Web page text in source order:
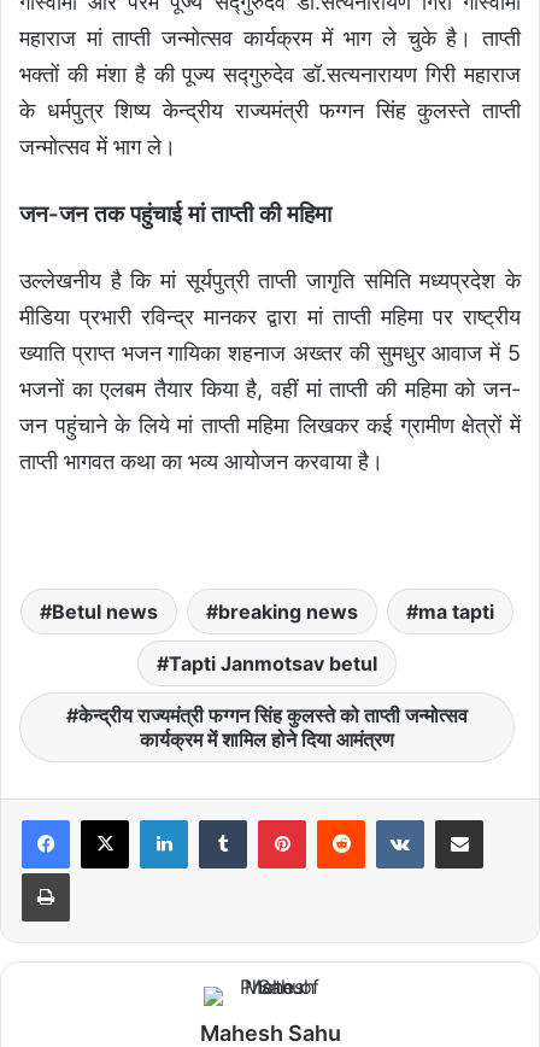
महाराज मां ताप्ती जन्मोत्सव कार्यक्रम में भाग ले चुके है। ताप्ती
भक्तों की मंशा है की पूज्य सद्गुरुदेव डॉ.सत्यनारायण गिरी महाराज
के धर्मपुत्र शिष्य केन्द्रीय राज्यमंत्री फग्गन सिंह कुलस्ते ताप्ती
जन्मोत्सव में भाग ले।
जन-जन तक पहुंचाई मां ताप्ती की महिमा
उल्लेखनीय है कि मां सूर्यपुत्री ताप्ती जागृति समिति मध्यप्रदेश के
मीडिया प्रभारी रविन्द्र मानकर द्वारा मां ताप्ती महिमा पर राष्ट्रीय
ख्याति प्राप्त भजन गायिका शहनाज अख्तर की सुमधुर आवाज में 5
भजनों का एलबम तैयार किया है, वहीं मां ताप्ती की महिमा को जन-
जन पहुंचाने के लिये मां ताप्ती महिमा लिखकर कई ग्रामीण क्षेत्रों में
ताप्ती भागवत कथा का भव्य आयोजन करवाया है।
Betul news breaking news ma tapti
Tapti Janmotsav betul
केन्द्रीय राज्यमंत्री फग्गन सिंह कुलस्ते को ताप्ती जन्मोत्सव
कार्यक्रम में शामिल होने दिया आमंत्रण
Mahesh Sahu